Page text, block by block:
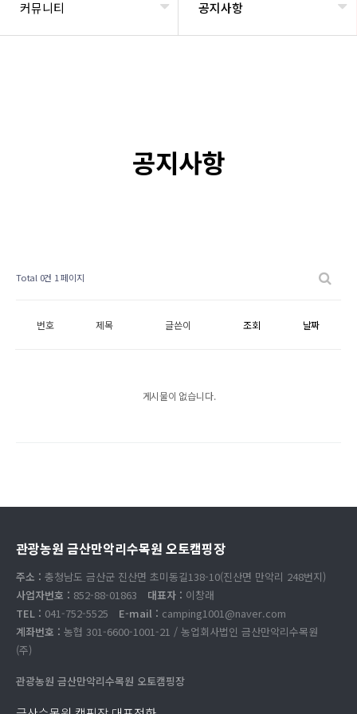
커뮤니티 공지사항
공지사항
Total 0건 1 페이지
번호 제목 글쓴이 조회 날짜
게시물이 없습니다.
관광농원 금산만악리수목원 오토캠핑장
주소 : 충청남도 금산군 진산면 초미동길138-10(진산면 만악리 248번지)
사업자번호 : 852-88-01863 대표자 : 이창래
TEL : 041-752-5525 E-mail : camping1001@naver.com
계좌번호 : 농협 301-6600-1001-21 / 농업회사법인 금산만악리수목원
(주)
관광농원 금산만악리수목원 오토캠핑장